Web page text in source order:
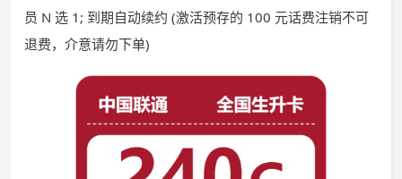
员 N 选 1; 到期自动续约 (激活预存的 100 元话费注销不可
退费，介意请勿下单)